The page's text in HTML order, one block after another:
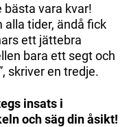
bästa vara kvar!
tider, ändå fick
ett jättebra
bara ett segt och
skriver en tredje.
insats i
och säg din åsikt!